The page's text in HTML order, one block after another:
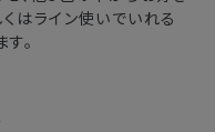
はライン使いでいれる
。